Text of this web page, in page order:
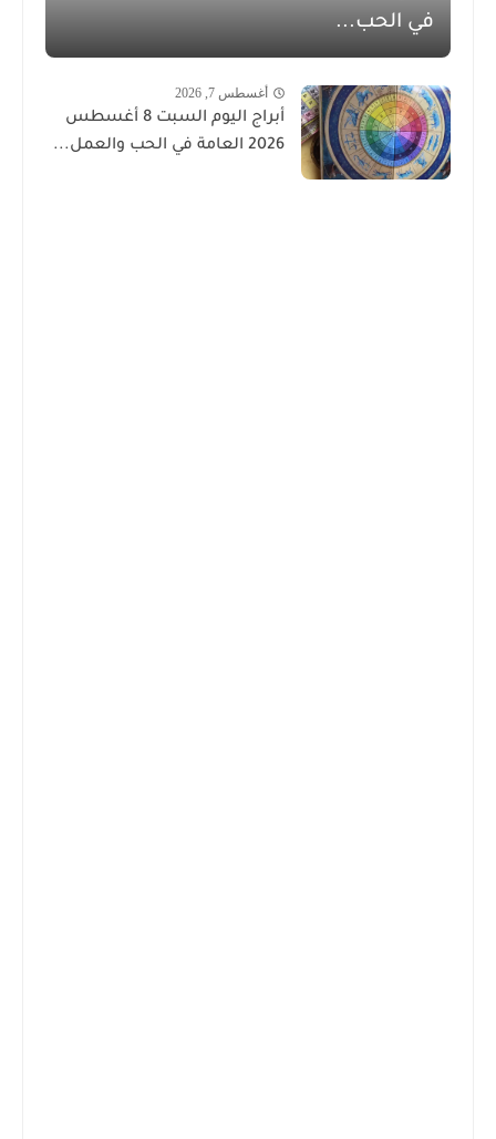
في الحب...
أغسطس 7, 2026
أبراج اليوم السبت 8 أغسطس
2026 العامة في الحب والعمل...